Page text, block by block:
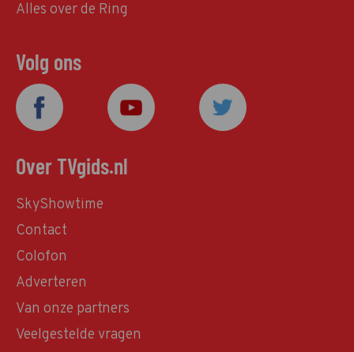
Alles over de Ring
Volg ons
Over TVgids.nl
SkyShowtime
Contact
Colofon
Adverteren
Van onze partners
Veelgestelde vragen